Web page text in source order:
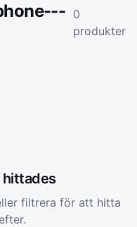
0
produkter
filtrera för att hitta